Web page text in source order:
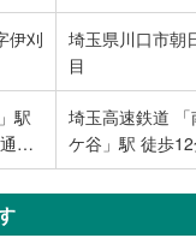
伊刈
埼玉県川口市朝
目
駅
り
分
埼玉高速鉄道 「
ケ谷」駅 徒歩